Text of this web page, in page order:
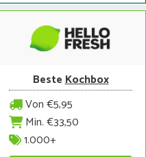
BesteKochbox
Von €5,95
Min. €33,50
1.000+